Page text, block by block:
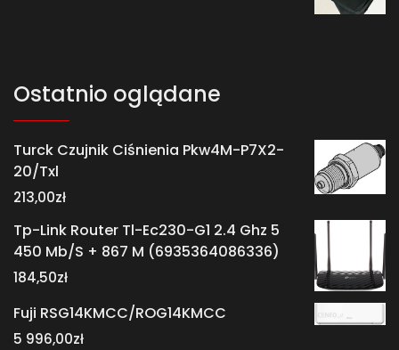
Ostatnio oglądane
Turck Czujnik Ciśnienia Pkw4M-P7X2-
20/Txl
213,00zł
Tp-Link Router Tl-Ec230-G1 2.4 Ghz 5
450 Mb/S + 867 M (6935364086336)
184,50zł
Fuji RSG14KMCC/ROG14KMCC
5 996,00zł